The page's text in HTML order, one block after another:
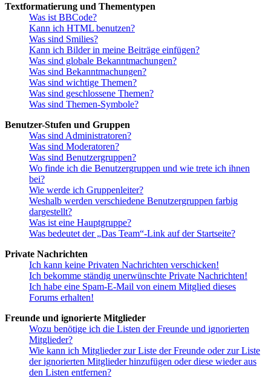
Textformatierung und Thementypen
Was ist BBCode?
Kann ich HTML benutzen?
Was sind Smilies?
Kann ich Bilder in meine Beiträge einfügen?
Was sind globale Bekanntmachungen?
Was sind Bekanntmachungen?
Was sind wichtige Themen?
Was sind geschlossene Themen?
Was sind Themen-Symbole?
Benutzer-Stufen und Gruppen
Was sind Administratoren?
Was sind Moderatoren?
Was sind Benutzergruppen?
Wo finde ich die Benutzergruppen und wie trete ich ihnen
bei?
Wie werde ich Gruppenleiter?
Weshalb werden verschiedene Benutzergruppen farbig
dargestellt?
Was ist eine Hauptgruppe?
Was bedeutet der „Das Team“-Link auf der Startseite?
Private Nachrichten
Ich kann keine Privaten Nachrichten verschicken!
Ich bekomme ständig unerwünschte Private Nachrichten!
Ich habe eine Spam-E-Mail von einem Mitglied dieses
Forums erhalten!
Freunde und ignorierte Mitglieder
Wozu benötige ich die Listen der Freunde und ignorierten
Mitglieder?
Wie kann ich Mitglieder zur Liste der Freunde oder zur Liste
der ignorierten Mitglieder hinzufügen oder diese wieder aus
den Listen entfernen?